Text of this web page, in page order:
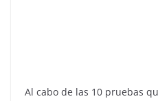
Al cabo de las 10 pruebas